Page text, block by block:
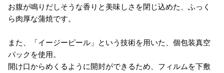
お腹が鳴りだしそうな香りと美味しさを閉じ込めた、ふっく
ら肉厚な蒲焼です。
また、「イージーピール」という技術を用いた、個包装真空
パックを使用。
開け口からめくるように開封ができるため、フィルムを下敷